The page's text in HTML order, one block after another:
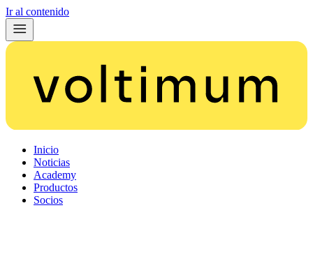
Ir al contenido
Inicio
Noticias
Academy
Productos
Socios